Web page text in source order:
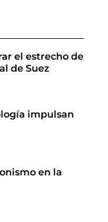
el estrecho de
de Suez
impulsan
en la